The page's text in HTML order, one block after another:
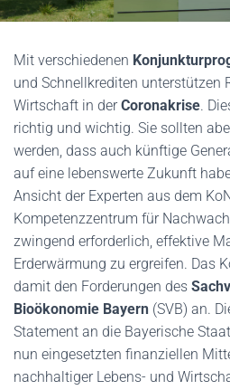
Mit verschiedenen
und Schnellkrediten unterstützen
Wirtschaft in derCoronakrise.
richtig und wichtig. Sie sollten
werden, dass auch künftige
auf eine lebenswerte Zukunft
Ansicht der Experten aus dem
Kompetenzzentrum für
zwingend erforderlich, effektive
Erderwärmung zu ergreifen. Das
damit den Forderungen des
Bioökonomie Bayern (SVB) an.
Statement an die Bayerische
nun eingesetzten finanziellen
nachhaltiger Lebens- und